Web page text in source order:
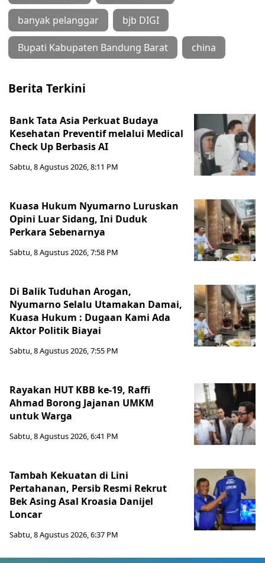
banyak pelanggar bjb DIGI
Bupati Kabupaten Bandung Barat china
Berita Terkini
Bank Tata Asia Perkuat Budaya
Kesehatan Preventif melalui Medical
Check Up Berbasis AI
Sabtu, 8 Agustus 2026, 8:11 PM
Kuasa Hukum Nyumarno Luruskan
Opini Luar Sidang, Ini Duduk
Perkara Sebenarnya ​
Sabtu, 8 Agustus 2026, 7:58 PM
Di Balik Tuduhan Arogan,
Nyumarno Selalu Utamakan Damai,
Kuasa Hukum : Dugaan Kami Ada
Aktor Politik Biayai
Sabtu, 8 Agustus 2026, 7:55 PM
Rayakan HUT KBB ke-19, Raffi
Ahmad Borong Jajanan UMKM
untuk Warga
Sabtu, 8 Agustus 2026, 6:41 PM
Tambah Kekuatan di Lini
Pertahanan, Persib Resmi Rekrut
Bek Asing Asal Kroasia Danijel
Loncar
Sabtu, 8 Agustus 2026, 6:37 PM